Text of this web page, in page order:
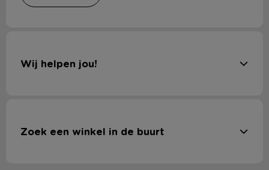
Wij helpen jou!
Zoek een winkel in de buurt